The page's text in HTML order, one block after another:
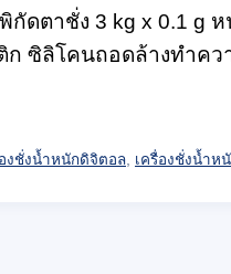
กัดตาชั่ง 3 kg x 0.1 g
ซิลิโคนถอดล้างทำคว
งชั่งน้ำหนักดิจิตอล, เครื่องชั่งน้ำห